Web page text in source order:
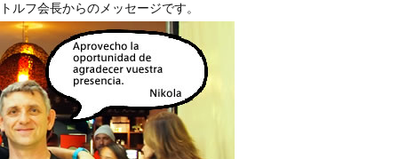
ルフ会長からのメッセージです。